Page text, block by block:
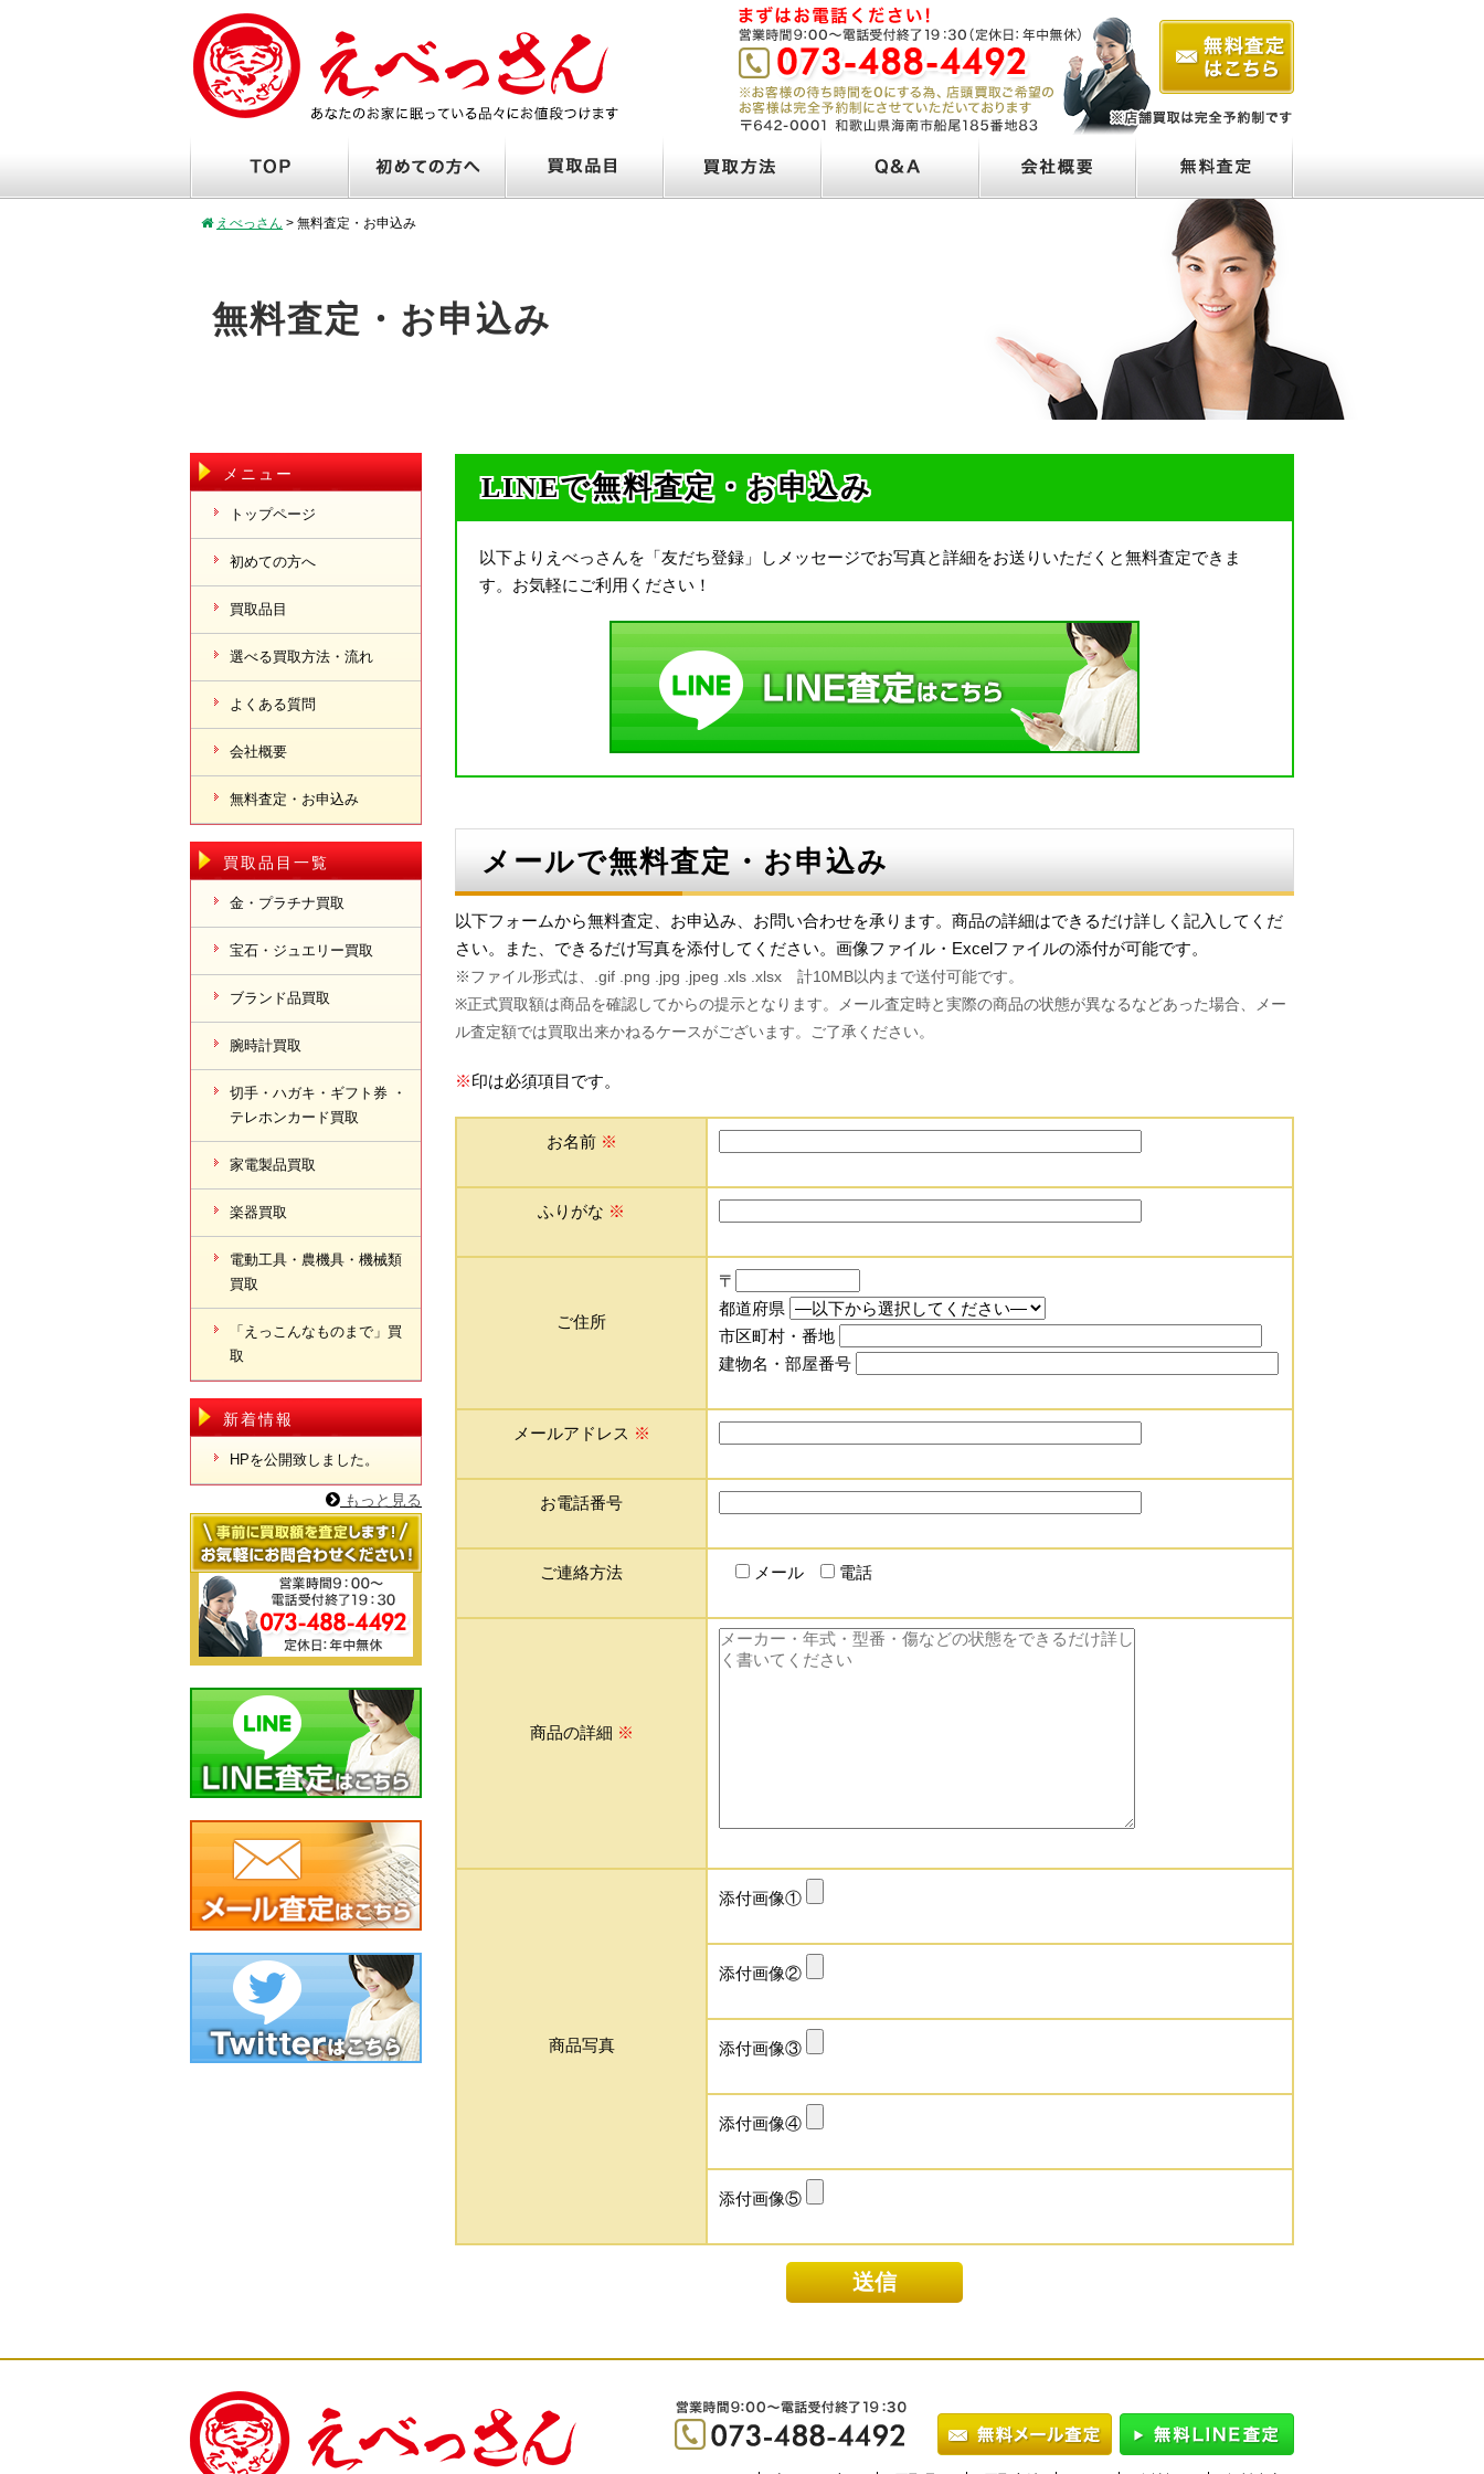
えべっさん > 無料査定・お申込み
無料査定・お申込み
LINEで無料査定・お申込み
以下よりえべっさんを「友だち登録」しメッセージでお写真と詳細をお送りいただくと無料査定できま
す。お気軽にご利用ください！
メールで無料査定・お申込み
以下フォームから無料査定、お申込み、お問い合わせを承ります。商品の詳細はできるだけ詳しく記入してくだ
さい。また、できるだけ写真を添付してください。画像ファイル・Excelファイルの添付が可能です。
※ファイル形式は、.gif .png .jpg .jpeg .xls .xlsx 計10MB以内まで送付可能です。
※正式買取額は商品を確認してからの提示となります。メール査定時と実際の商品の状態が異なるなどあった場合、メー
ル査定額では買取出来かねるケースがございます。ご了承ください。
※印は必須項目です。
お名前 ※
ふりがな ※
ご住所
〒
都道府県
市区町村・番地
建物名・部屋番号
メールアドレス ※
お電話番号
ご連絡方法 メール 電話
商品の詳細 ※
商品写真
添付画像①
添付画像②
添付画像③
添付画像④
添付画像⑤
メニュー
トップページ
初めての方へ
買取品目
選べる買取方法・流れ
よくある質問
会社概要
無料査定・お申込み
買取品目一覧
金・プラチナ買取
宝石・ジュエリー買取
ブランド品買取
腕時計買取
切手・ハガキ・ギフト券 ・
テレホンカード買取
家電製品買取
楽器買取
電動工具・農機具・機械類
買取
「えっこんなものまで」買
取
新着情報
HPを公開致しました。
もっと見る